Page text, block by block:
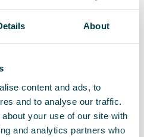
About
content and ads, to
and to analyse our traffic.
your use of our site with
and analytics partners who